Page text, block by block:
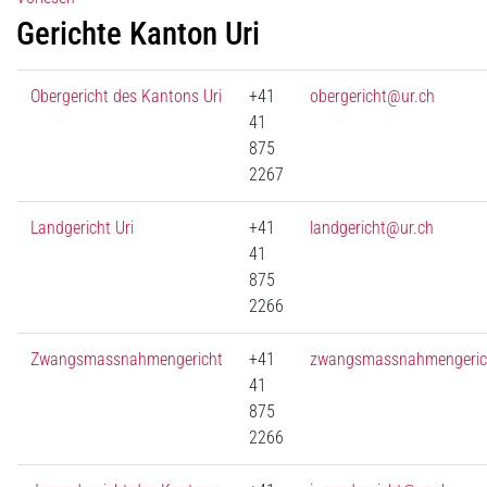
Gerichte Kanton Uri
Obergericht des Kantons Uri
+41
41
875
2267
obergericht@ur.ch
Landgericht Uri
+41
41
875
2266
landgericht@ur.ch
Zwangsmassnahmengericht
+41
41
875
2266